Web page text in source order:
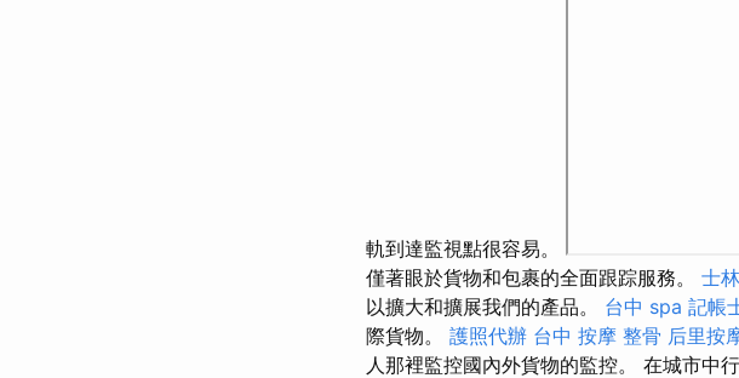
軌到達監視點很容易。
僅著眼於貨物和包裹的全面跟踪服務。 士
以擴大和擴展我們的產品。 台中 spa 記帳
際貨物。 護照代辦 台中 按摩 整骨 后里按
人那裡監控國內外貨物的監控。 在城市中